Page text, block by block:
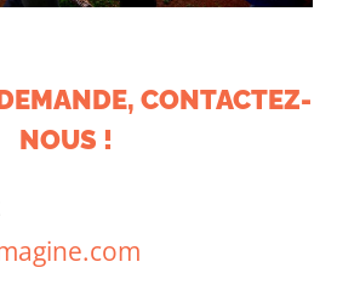
CONTACTEZ-
NOUS !